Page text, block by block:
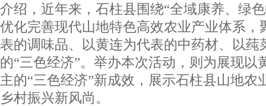
介绍，近年来，石柱县围绕“全域康养、绿
优化完善现代山地特色高效农业产业体系，
表的调味品、以黄连为代表的中药材、以莼
的“三色经济”。举办本次活动，则为展现以
主的“三色经济”新成效，展示石柱县山地农
乡村振兴新风尚。